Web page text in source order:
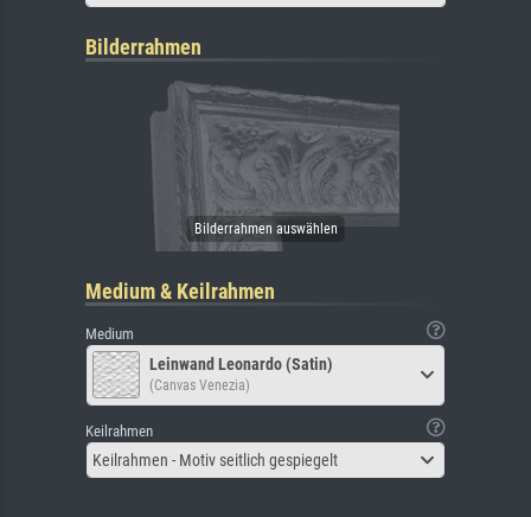
Bilderrahmen
Medium & Keilrahmen
Medium
Leinwand Leonardo (Satin)
(Canvas Venezia)
Keilrahmen
Keilrahmen - Motiv seitlich gespiegelt